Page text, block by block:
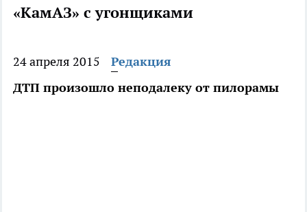
«КамАЗ» с угонщиками
24 апреля 2015
Редакция
ДТП произошло неподалеку от пилорамы